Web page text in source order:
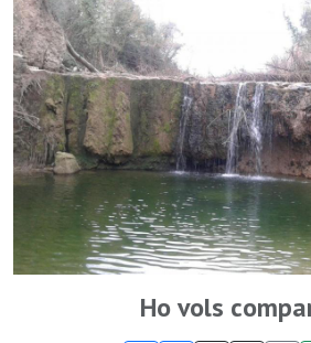
Ho vols